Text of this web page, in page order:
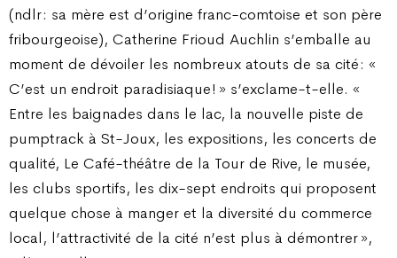
(ndlr : sa mère est d’origine franc-comtoise et son père
fribourgeoise), Catherine Frioud Auchlin s’emballe au
moment de dévoiler les nombreux atouts de sa cité : «
C’est un endroit paradisiaque ! » s’exclame-t-elle. «
Entre les baignades dans le lac, la nouvelle piste de
pumptrack à St-Joux, les expositions, les concerts de
qualité, Le Café-théâtre de la Tour de Rive, le musée,
les clubs sportifs, les dix-sept endroits qui proposent
quelque chose à manger et la diversité du commerce
local, l’attractivité de la cité n’est plus à démontrer »,